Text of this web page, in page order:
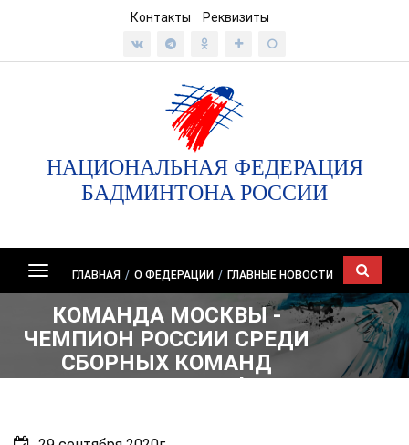
Контакты Реквизиты
НАЦИОНАЛЬНАЯ ФЕДЕРАЦИЯ
БАДМИНТОНА РОССИИ
Показать/
скрыть
навигацию
ГЛАВНАЯ / О ФЕДЕРАЦИИ / ГЛАВНЫЕ НОВОСТИ
КОМАНДА МОСКВЫ -
ЧЕМПИОН РОССИИ СРЕДИ
СБОРНЫХ КОМАНД
СУБЪЕКТОВ РФ